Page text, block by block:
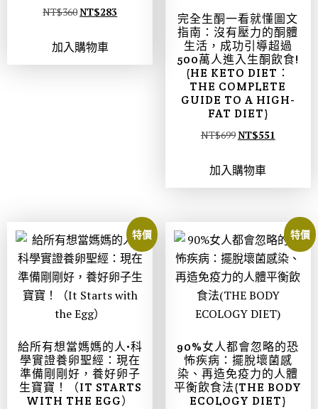
NT$360NT$283
加入購物車
完全生酮一看就懂圖文
指南：沒有壓力的酮體
生活，成功引導超過
500萬人進入生酮飲食!
(HE KETO DIET：
THE COMPLETE
GUIDE TO A HIGH-
FAT DIET)
NT$699NT$551
加入購物車
特價
給所有想當媽媽的人•科
學實證養卵聖經：現在
準備剛剛好，養好卵子
生寶寶！（IT STARTS
WITH THE EGG）
特價
90%女人都會忽略的恐
怖疾病：擺脫壞菌感
染、再造免疫力的人體
平衡飲食法(THE BODY
ECOLOGY DIET)